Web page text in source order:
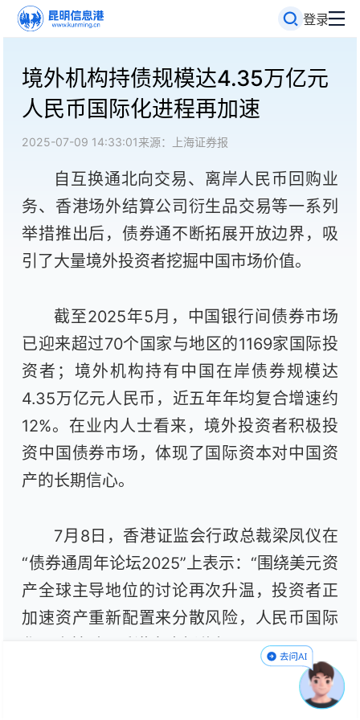
登录
境外机构持债规模达4.35万亿元
人民币国际化进程再加速
2025-07-09 14:33:01来源：上海证券报
自互换通北向交易、离岸人民币回购业
务、香港场外结算公司衍生品交易等一系列
举措推出后，债券通不断拓展开放边界，吸
引了大量境外投资者挖掘中国市场价值。
截至2025年5月，中国银行间债券市场
已迎来超过70个国家与地区的1169家国际投
资者；境外机构持有中国在岸债券规模达
4.35万亿元人民币，近五年年均复合增速约
12%。在业内人士看来，境外投资者积极投
资中国债券市场，体现了国际资本对中国资
产的长期信心。
7月8日，香港证监会行政总裁梁凤仪在
“债券通周年论坛2025”上表示：“围绕美元资
产全球主导地位的讨论再次升温，投资者正
加速资产重新配置来分散风险，人民币国际
化正逢其时，香港定当抓住机遇。”